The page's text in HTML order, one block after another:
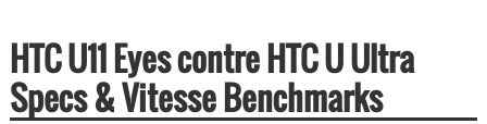
HTC U11 Eyes contre HTC U Ultra
Specs & Vitesse Benchmarks